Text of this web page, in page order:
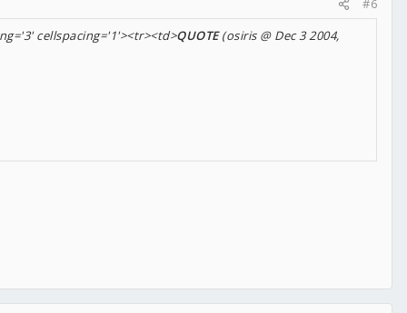
#6
cellspacing='1'><tr><td>QUOTE(osiris @ Dec 3 2004,